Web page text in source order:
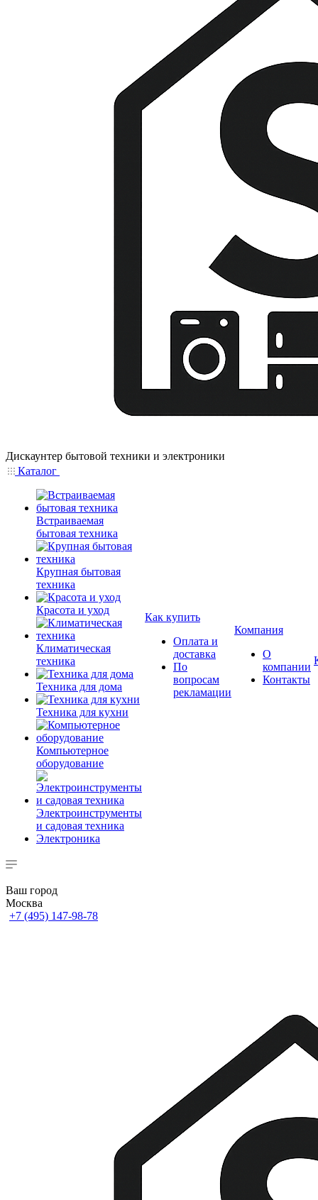
Дискаунтер бытовой техники и электроники
Каталог
Встраиваемая
бытовая техника
Крупная бытовая
техника
Красота и уход
Климатическая
техника
Техника для дома
Техника для кухни
Компьютерное
оборудование
Электроинструменты
и садовая техника
Электроника
Как купить
Оплата и
доставка
По
вопросам
рекламации
Компания
О
компании
Контакты
Ваш город
Москва
+7 (495) 147-98-78